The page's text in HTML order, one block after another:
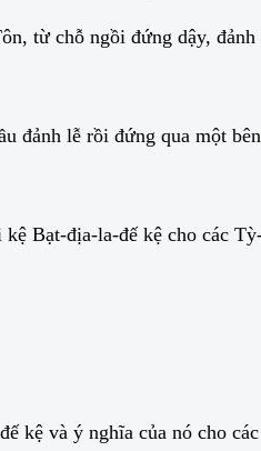
từ chỗ ngồi đứng dậy,
đảnh lễ rồi đứng qua một
Bạt-địa-la-đế kệ cho các
kệ và ý nghĩa của nó cho